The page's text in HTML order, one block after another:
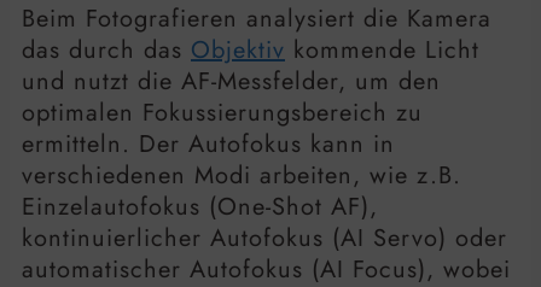
Beim Fotografieren analysiert die Kamera
das durch das Objektiv kommende Licht
und nutzt die AF-Messfelder, um den
optimalen Fokussierungsbereich zu
ermitteln. Der Autofokus kann in
verschiedenen Modi arbeiten, wie z.B.
Einzelautofokus (One-Shot AF),
kontinuierlicher Autofokus (AI Servo) oder
automatischer Autofokus (AI Focus), wobei